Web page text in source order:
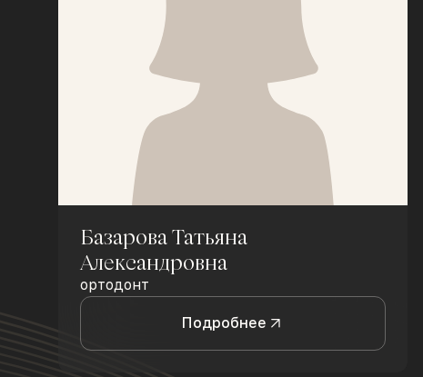
Базарова Татьяна
Александровна
ортодонт
Подробнее